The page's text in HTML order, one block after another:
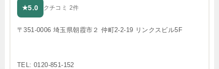
★5.0 クチコミ 2件
〒351-0006 埼玉県朝霞市２ 仲町2-2-19 リンクスビル5F
TEL: 0120-851-152